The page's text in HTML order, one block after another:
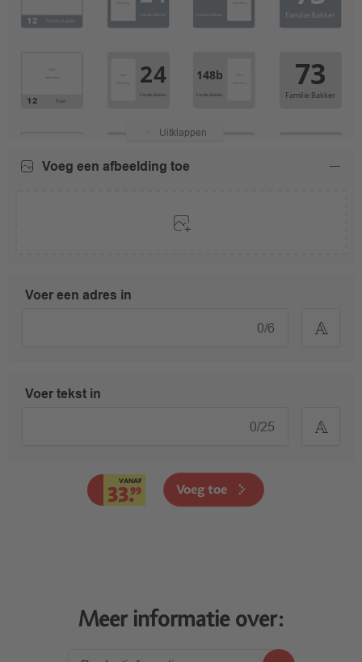
Uitklappen
Voeg een afbeelding toe
Voer een adres in
0/6
Voer tekst in
0/25
Voeg toe
VANAF
33.99
Meer informatie over: